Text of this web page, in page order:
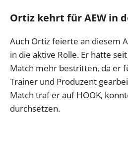
Ortiz kehrt für AEW in
Auch Ortiz feierte an diesem
in die aktive Rolle. Er hatte
Match mehr bestritten, da er
Trainer und Produzent
Match traf er auf HOOK,
durchsetzen.